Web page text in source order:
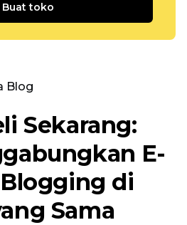
Buat toko
Blog
Sekarang:
E-
di
Sama